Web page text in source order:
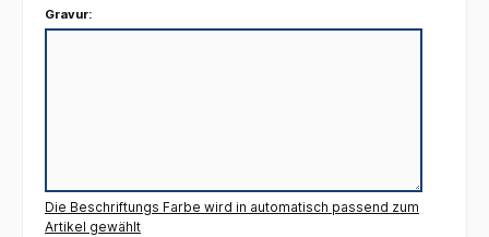
Gravur:
Die Beschriftungs Farbe wird in automatisch passend zum
Artikel gewählt